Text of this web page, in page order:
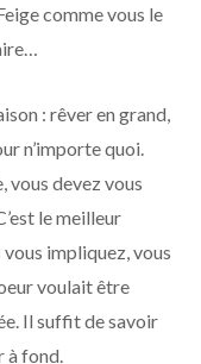
comme vous le
: rêver en grand,
n’importe quoi.
vous devez vous
le meilleur
vous impliquez, vous
voulait être
Il suffit de savoir
à fond.